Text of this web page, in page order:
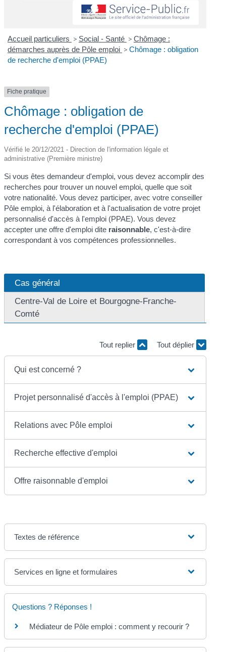
Accueil particuliers > Social - Santé > Chômage :
démarches auprès de Pôle emploi > Chômage : obligation
de recherche d'emploi (PPAE)
Fiche pratique
Chômage : obligation de
recherche d'emploi (PPAE)
Vérifié le 20/12/2021 - Direction de l'information légale et
administrative (Première ministre)
Si vous êtes demandeur d'emploi, vous devez accomplir des
recherches pour trouver un nouvel emploi, quelle que soit
votre nationalité. Vous devez participer, avec votre conseiller
Pôle emploi, à l'élaboration et à l'actualisation de votre projet
personnalisé d'accès à l'emploi (PPAE). Vous devez
accepter une offre d'emploi dite raisonnable, c'est-à-dire
correspondant à vos compétences professionnelles.
Cas général
Centre-Val de Loire et Bourgogne-Franche-
Comté
Tout replier Tout déplier
Qui est concerné ?
Projet personnalisé d'accès à l'emploi (PPAE)
Relations avec Pôle emploi
Recherche effective d'emploi
Offre raisonnable d'emploi
Textes de référence
Services en ligne et formulaires
Questions ? Réponses !
Médiateur de Pôle emploi : comment y recourir ?